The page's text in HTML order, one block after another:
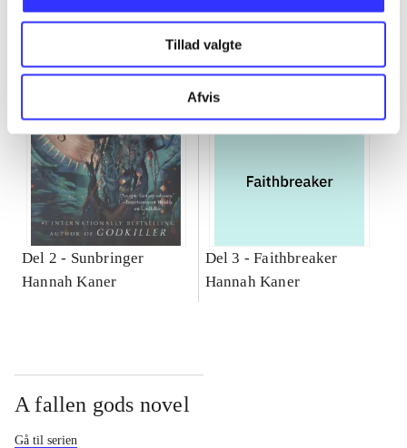
Tillad valgte
Afvis
Del 2 - Sunbringer
Hannah Kaner
Del 3 -Faithbreaker
Hannah Kaner
A fallen gods novel
Gå til serien